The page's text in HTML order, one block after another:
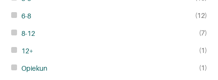
6-8 (12)
8-12 (7)
12+ (1)
Opiekun (1)